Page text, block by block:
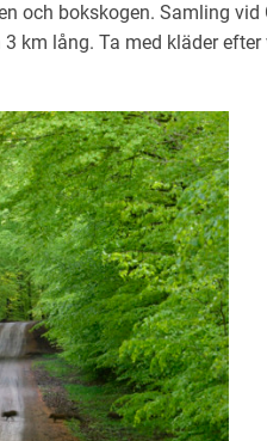
och bokskogen. Samling vid
km lång. Ta med kläder efter